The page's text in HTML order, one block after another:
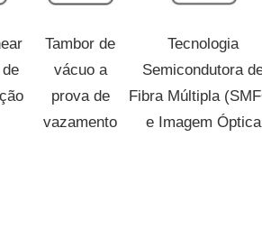
Tambor de
vácuo a
prova de
vazamento
Tecnologia
Semicondutora
Fibra Múltipla
e Imagem Óptica